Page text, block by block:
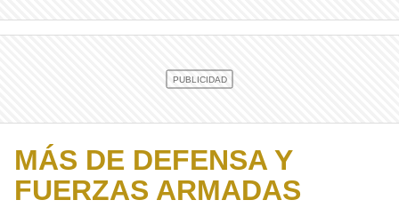
MÁS DE DEFENSA Y
FUERZAS ARMADAS